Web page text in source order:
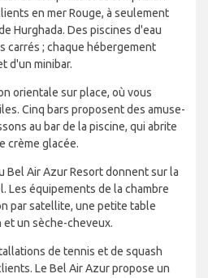
en mer Rouge, à seulement
Hurghada. Des piscines d'eau
carrés ; chaque hébergement
d'un minibar.
orientale sur place, où vous
Cinq bars proposent des amuse-
au bar de la piscine, qui abrite
crème glacée.
Bel Air Azur Resort donnent sur la
Les équipements de la chambre
par satellite, une petite table
et un sèche-cheveux.
de tennis et de squash
Le Bel Air Azur propose un